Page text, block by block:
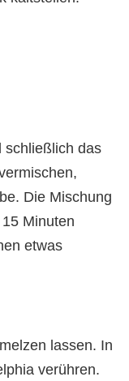
schließlich das
Die Mischung
Minuten
etwas
lassen. In
verühren.